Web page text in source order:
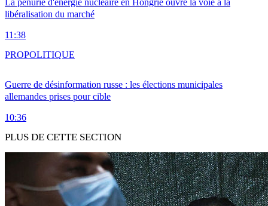
La pénurie d'énergie nucléaire en Hongrie ouvre la voie à la
libéralisation du marché
11:38
Guerre de désinformation russe : les élections municipales
allemandes prises pour cible
10:36
PROPOLITIQUE
PLUS DE CETTE SECTION